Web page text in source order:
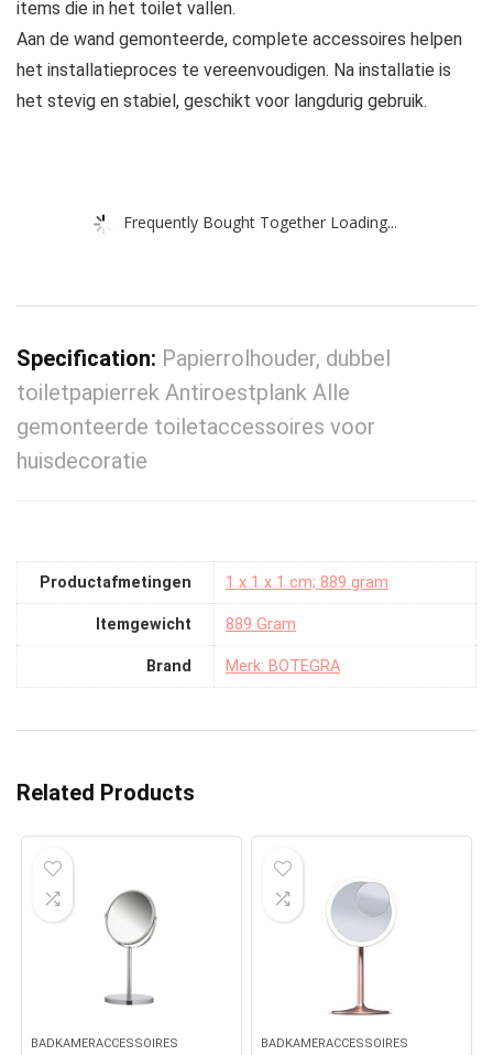
items die in het toilet vallen.
Aan de wand gemonteerde, complete accessoires helpen
het installatieproces te vereenvoudigen. Na installatie is
het stevig en stabiel, geschikt voor langdurig gebruik.
Frequently Bought Together Loading...
Specification: Papierrolhouder, dubbel
toiletpapierrek Antiroestplank Alle
gemonteerde toiletaccessoires voor
huisdecoratie
Productafmetingen ‎1 x 1 x 1 cm; 889 gram
Itemgewicht ‎889 Gram
Brand Merk: BOTEGRA
Related Products
BADKAMERACCESSOIRES BADKAMERACCESSOIRES